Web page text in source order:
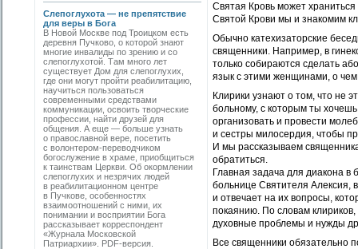
Слепоглухота — не препятствие
для веры в Бога
В Новой Москве под Троицком есть
деревня Пучково, о которой знают
многие инвалиды по зрению и со
слепоглухотой. Там много лет
существует Дом для слепоглухих,
где они могут пройти реабилитацию,
научиться пользоваться
современными средствами
коммуникации, освоить творческие
профессии, найти друзей для
общения. А еще — больше узнать
о православной вере, посетить
с волонтером-переводчиком
богослужение в храме, приобщиться
к таинствам Церкви. Об окормлении
слепоглухих и незрячих людей
в реабилитационном центре
в Пучкове, особенностях
взаимоотношений с ними, их
понимании и восприятии Бога
рассказывает корреспондент
«Журнала Московской
Патриархии». PDF-версия.
Святая Кровь может храниться
Святой Крови мы и знакомим
Обычно катехизаторские
священники. Например, в
только собираются сделать
язык с этими женщинами, о чем
Клирики узнают о том, что не
больному, с которым ты
организовать и провести
и сестры милосердия, чтобы
И мы рассказываем
обратиться.
Главная задача для диакона в
больнице Святителя Алексия,
и отвечает на их вопросы,
покаянию. По словам
духовные проблемы и нужды
Все священники обязательно